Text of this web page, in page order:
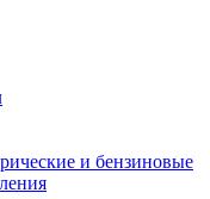
и бензиновые